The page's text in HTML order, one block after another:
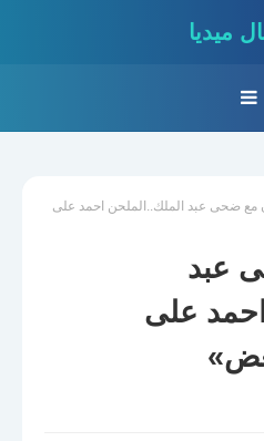
ميديا
مع ضحى عبد الملك..الملحن احمد على
عبد
على